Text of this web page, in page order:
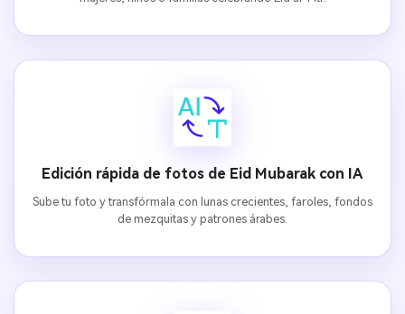
Edición rápida de fotos de Eid Mubarak con IA
Sube tu foto y transfórmala con lunas crecientes, faroles, fondos
de mezquitas y patrones árabes.